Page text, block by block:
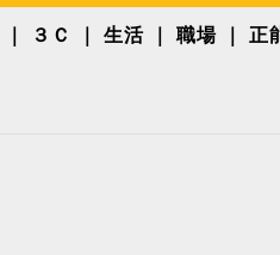
３Ｃ 生活 職場 正